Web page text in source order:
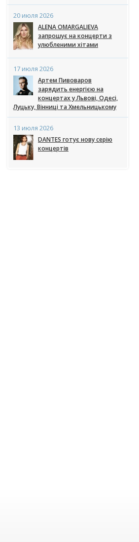
20 июля 2026
ALENA OMARGALIEVA
запрошує на концерти з
улюбленими хітами
17 июля 2026
Артем Пивоваров
зарядить енергією на
концертах у Львові, Одесі,
Луцьку, Вінниці та Хмельницькому
13 июля 2026
DANTES готує нову серію
концертів